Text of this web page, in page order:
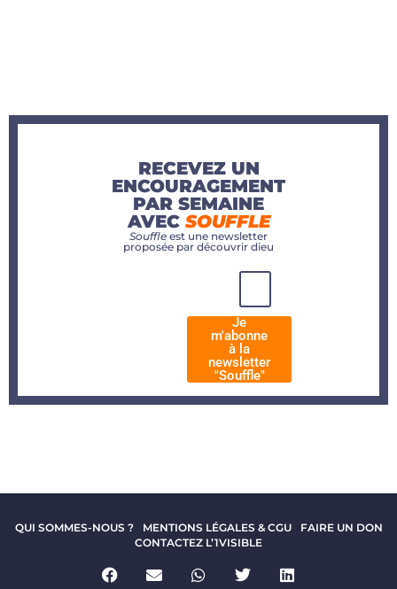
RECEVEZ UN
ENCOURAGEMENT
PAR SEMAINE
AVECSOUFFLE
Souffle est une newsletter
proposée par découvrir dieu
Je
m'abonne
à la
newsletter
"Souffle"
QUI SOMMES-NOUS ? MENTIONS LÉGALES & CGU
FAIRE UN DON
CONTACTEZ L’1VISIBLE